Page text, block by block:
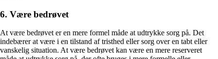
6. Være bedrøvet
At være bedrøvet er en mere formel måde at udtrykke sorg på. Det
indebærer at være i en tilstand af tristhed eller sorg over en tabt eller
vanskelig situation. At være bedrøvet kan være en mere reserveret